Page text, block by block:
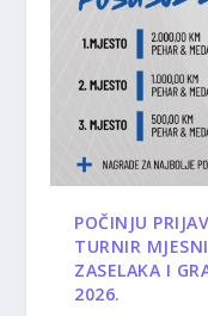
POČINJU
TURNIR
ZASELAKA I
2026.